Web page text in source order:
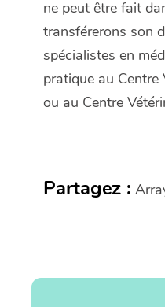
ne peut être fait
transférerons son
spécialistes en
pratique au Centre
ou au Centre
Partagez :